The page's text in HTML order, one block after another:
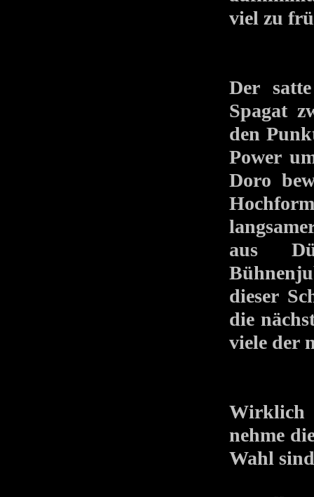
viel zu
Der
Spagat
den
Power
Doro
aus
dieser
die
viele der
Wirklich
nehme
Wahl